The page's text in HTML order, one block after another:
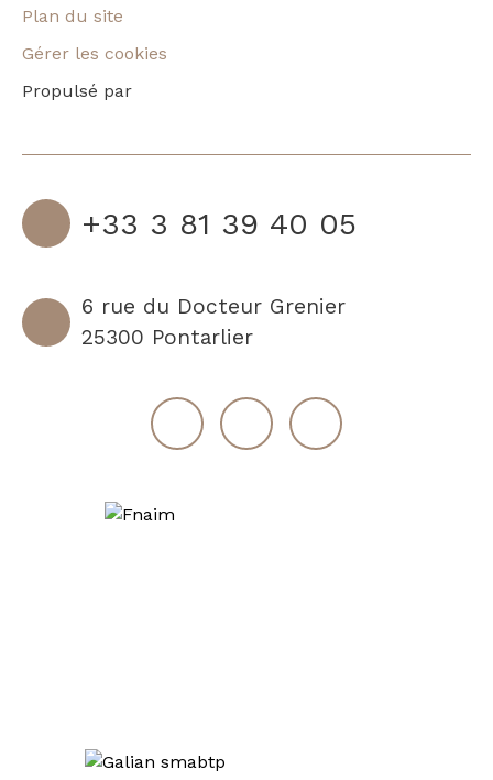
Plan du site
Gérer les cookies
Propulsé par
+33 3 81 39 40 05
6 rue du Docteur Grenier
25300 Pontarlier